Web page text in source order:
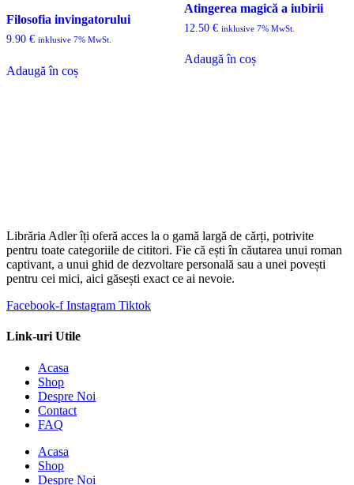
Filosofia invingatorului
9.90 € inklusive 7% MwSt.
Adaugă în coș
Atingerea magică a iubirii
12.50 € inklusive 7% MwSt.
Adaugă în coș
Librăria Adler îți oferă acces la o gamă largă de cărți, potrivite
pentru toate categoriile de cititori. Fie că ești în căutarea unui roman
captivant, a unui ghid de dezvoltare personală sau a unei povești
pentru cei mici, aici găsești exact ce ai nevoie.
Facebook-f Instagram Tiktok
Link-uri Utile
Acasa
Shop
Despre Noi
Contact
FAQ
Acasa
Shop
Despre Noi